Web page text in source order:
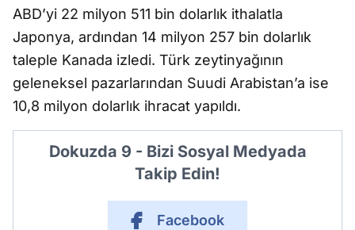
ABD’yi 22 milyon 511 bin dolarlık ithalatla
Japonya, ardından 14 milyon 257 bin dolarlık
taleple Kanada izledi. Türk zeytinyağının
geleneksel pazarlarından Suudi Arabistan’a ise
10,8 milyon dolarlık ihracat yapıldı.
Dokuzda 9 - Bizi Sosyal Medyada
Takip Edin!
Facebook